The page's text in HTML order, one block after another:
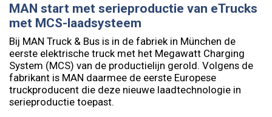
MAN start met serieproductie van eTrucks
met MCS-laadsysteem
Bij MAN Truck & Bus is in de fabriek in München de
eerste elektrische truck met het Megawatt Charging
System (MCS) van de productielijn gerold. Volgens de
fabrikant is MAN daarmee de eerste Europese
truckproducent die deze nieuwe laadtechnologie in
serieproductie toepast.